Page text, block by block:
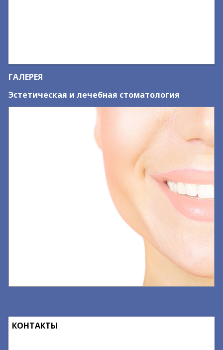
ГАЛЕРЕЯ
Эстетическая и лечебная стоматология
КОНТАКТЫ